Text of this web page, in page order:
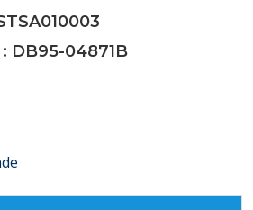
DB95-04871B